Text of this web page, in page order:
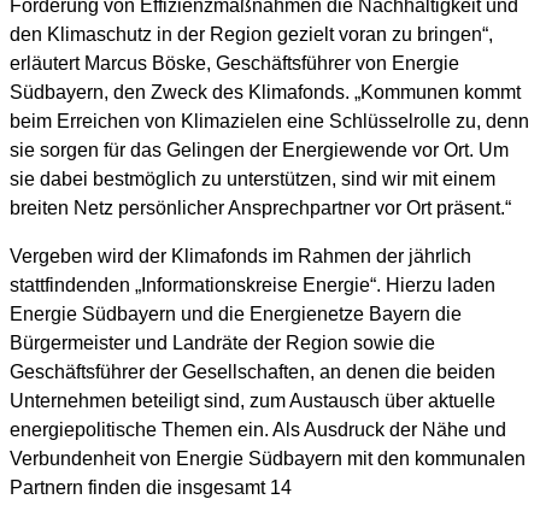
Förderung von Effizienzmaßnahmen die Nachhaltigkeit und
den Klimaschutz in der Region gezielt voran zu bringen“,
erläutert Marcus Böske, Geschäftsführer von Energie
Südbayern, den Zweck des Klimafonds. „Kommunen kommt
beim Erreichen von Klimazielen eine Schlüsselrolle zu, denn
sie sorgen für das Gelingen der Energiewende vor Ort. Um
sie dabei bestmöglich zu unterstützen, sind wir mit einem
breiten Netz persönlicher Ansprechpartner vor Ort präsent.“
Vergeben wird der Klimafonds im Rahmen der jährlich
stattfindenden „Informationskreise Energie“. Hierzu laden
Energie Südbayern und die Energienetze Bayern die
Bürgermeister und Landräte der Region sowie die
Geschäftsführer der Gesellschaften, an denen die beiden
Unternehmen beteiligt sind, zum Austausch über aktuelle
energiepolitische Themen ein. Als Ausdruck der Nähe und
Verbundenheit von Energie Südbayern mit den kommunalen
Partnern finden die insgesamt 14